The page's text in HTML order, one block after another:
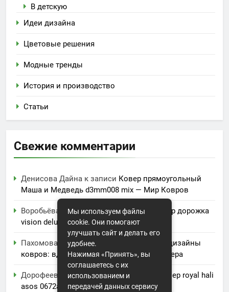
В детскую
Идеи дизайна
Цветовые решения
Модные тренды
История и производство
Статьи
Свежие комментарии
Денисова Дайна к записи Ковер прямоугольный
Маша и Медведь d3mm008 mix — Мир Ковров
Воробьёва Анфисак записиКупить ковер дорожка
vision deluxe ful8 gray r
Пахомова Лорак записи
Современные дизайны
ковров: вдохновение для вашего интерьера
Дорофеева Акулинак записи
Купить ковер royal hali
asos 0672a
Мы используем файлы
cookie. Они помогают
улучшать сайт и делать его
удобнее.
Нажимая «Принять», вы
соглашаетесь с их
использованием и
передачей данных сервису